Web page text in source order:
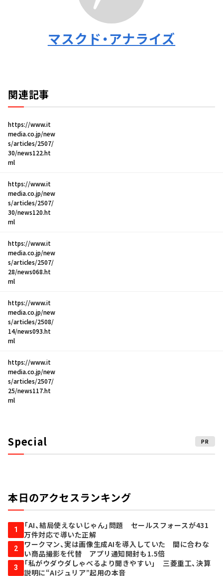
マスクド・アナライズ
関連記事
https://www.it
media.co.jp/new
s/articles/2507/
30/news122.ht
ml
https://www.it
media.co.jp/new
s/articles/2507/
30/news120.ht
ml
https://www.it
media.co.jp/new
s/articles/2507/
28/news068.ht
ml
https://www.it
media.co.jp/new
s/articles/2508/
14/news093.ht
ml
https://www.it
media.co.jp/new
s/articles/2507/
25/news117.ht
ml
Special PR
本日のアクセスランキング
1
「AI、結局使えないじゃん」問題 セールスフォースが431
万件対応で導いた正解
2
ワークマン、実は画像生成AIを導入していた 間に合わな
い商品撮影を代替 アプリ通知開封も1.5倍
3
「私がウダウダしゃべるより聞きやすい」 三菱重工、決算
説明に“AIジュリア”起用の本音